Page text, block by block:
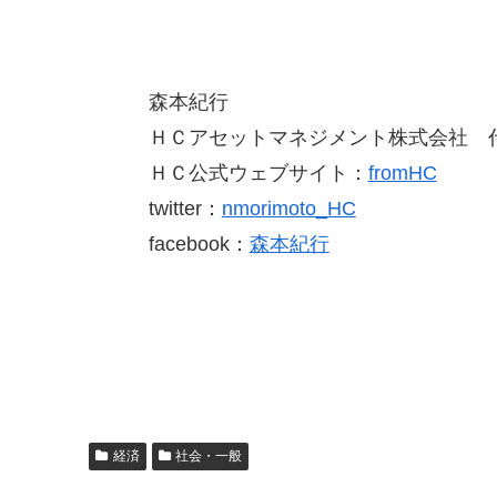
森本紀行
ＨＣアセットマネジメント株式会社
ＨＣ公式ウェブサイト： fromHC
twitter： nmorimoto_HC
facebook： 森本紀行
経済 社会・一般